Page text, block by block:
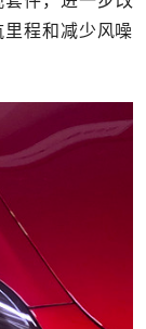
程和减少风噪